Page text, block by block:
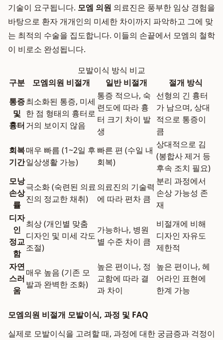
기술이 요구됩니다. 모엠 의원 의료진은 풍부한 임상 경험을
바탕으로 환자 개개인의 미세한 차이까지 파악하고 그에 맞
는 최적의 수술을 집도합니다. 이들의 손끝에서 모엠의 철학
이 비로소 완성됩니다.
모발이식 방식 비교
구분
모엠의원 비절개 일반 비절개
절개 방식
통증
및
흉터
최소화된 통증, 미세
한 점 형태의 흉터로
거의 보이지 않음
통증 적으나, 숙
련도에 따라 흉
터 크기 차이 발
생
선형의 긴 흉터
가 남으며, 상대
적으로 통증이
큼
회복
기간
매우 빠름 (1~2일 후
일상생활 가능)
빠른 편 (수일 내
회복)
상대적으로 김
(봉합사 제거 등
후속 조치 필요)
모낭
손상
률
극소화 (숙련된 의료
진의 정교한 채취)
의료진의 기술력
에 따라 편차 큼
분리 과정에서
손상 가능성 존
재
디자
인
정교
함
최상 (개인별 맞춤
디자인 및 미세 각도
조절)
가능하나, 병원
별 수준 차이 큼
비절개에 비해
디자인 자유도
제한적
자연
스러
움
매우 높음 (기존 모
발과 완벽한 조화)
높은 편이나, 정
교함에 따라 결
과 차이
높은 편이나, 헤
어라인 표현에
한계 가능
모엠의원 비절개 모발이식, 과정 및 FAQ
실제로 모발이식을 고려할 때, 과정에 대한 궁금증과 걱정이